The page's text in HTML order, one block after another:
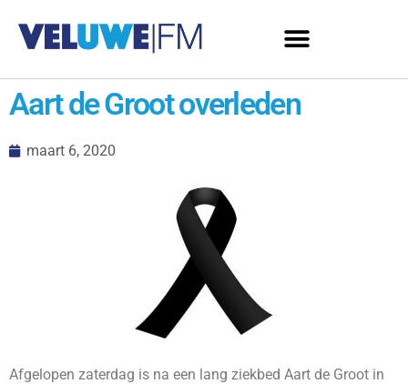
Aart de Groot overleden
maart 6, 2020
Afgelopen zaterdag is na een lang ziekbed Aart de Groot in